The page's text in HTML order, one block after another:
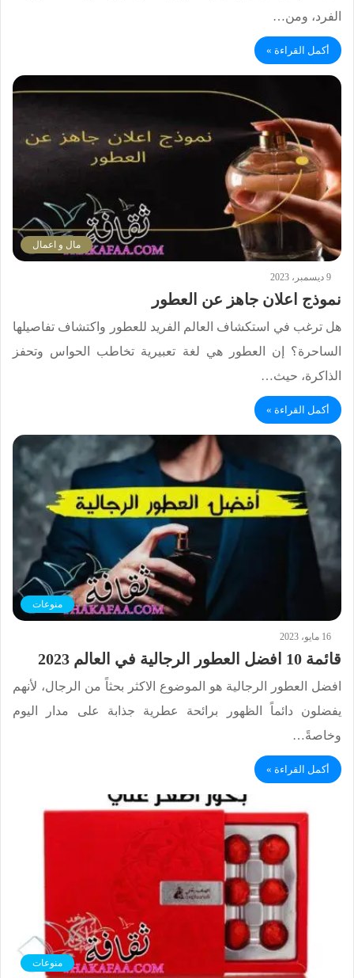
الفرد، ومن…
أكمل القراءة »
مال و اعمال
9 ديسمبر، 2023
نموذج اعلان جاهز عن العطور
هل ترغب في استكشاف العالم الفريد للعطور واكتشاف تفاصيلها
الساحرة؟ إن العطور هي لغة تعبيرية تخاطب الحواس وتحفز
الذاكرة، حيث…
أكمل القراءة »
منوعات
16 مايو، 2023
قائمة 10 افضل العطور الرجالية في العالم 2023
افضل العطور الرجالية هو الموضوع الاكثر بحثاً من الرجال، لأنهم
يفضلون دائماً الظهور برائحة عطرية جذابة على مدار اليوم
وخاصةً…
أكمل القراءة »
منوعات